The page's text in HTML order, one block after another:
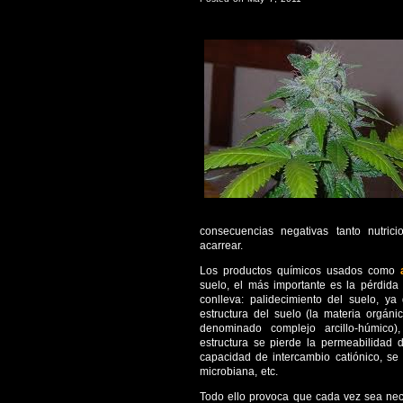
consecuencias negativas tanto
acarrear.
Los productos químicos usados como
suelo, el más importante es la
conlleva: palidecimiento del suelo,
estructura del suelo (la materia
denominado complejo arcillo-
estructura se pierde la permeabilidad
capacidad de intercambio catiónico,
microbiana, etc.
Todo ello provoca que cada vez sea